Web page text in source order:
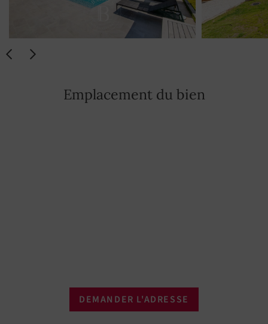
Emplacement du bien
DEMANDER L'ADRESSE